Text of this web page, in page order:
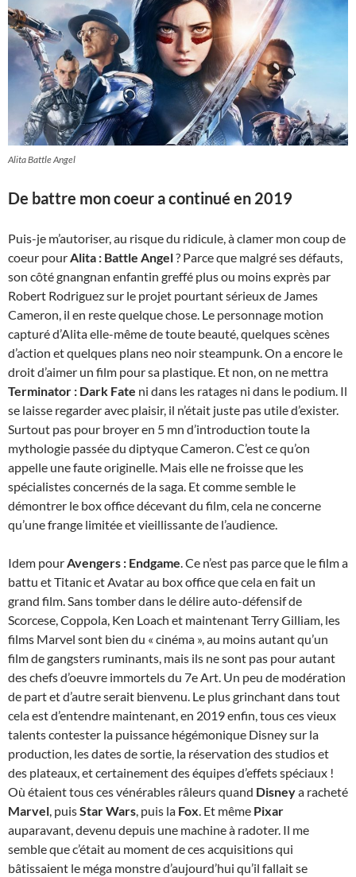
Alita Battle Angel
De battre mon coeur a continué en 2019
Puis-je m’autoriser, au risque du ridicule, à clamer mon coup de
coeur pourAlita : Battle Angel? Parce que malgré ses défauts,
son côté gnangnan enfantin greffé plus ou moins exprès par
Robert Rodriguez sur le projet pourtant sérieux de James
Cameron, il en reste quelque chose. Le personnage motion
capturé d’Alita elle-même de toute beauté, quelques scènes
d’action et quelques plans neo noir steampunk. On a encore le
droit d’aimer un film pour sa plastique. Et non, on ne mettra
Terminator : Dark Fate ni dans les ratages ni dans le podium. Il
se laisse regarder avec plaisir, il n’était juste pas utile d’exister.
Surtout pas pour broyer en 5 mn d’introduction toute la
mythologie passée du diptyque Cameron. C’est ce qu’on
appelle une faute originelle. Mais elle ne froisse que les
spécialistes concernés de la saga. Et comme semble le
démontrer le box office décevant du film, cela ne concerne
qu’une frange limitée et vieillissante de l’audience.
Idem pourAvengers : Endgame. Ce n’est pas parce que le film a
battu et Titanic et Avatar au box office que cela en fait un
grand film. Sans tomber dans le délire auto-défensif de
Scorcese, Coppola, Ken Loach et maintenant Terry Gilliam, les
films Marvel sont bien du « cinéma », au moins autant qu’un
film de gangsters ruminants, mais ils ne sont pas pour autant
des chefs d’oeuvre immortels du 7e Art. Un peu de modération
de part et d’autre serait bienvenu. Le plus grinchant dans tout
cela est d’entendre maintenant, en 2019 enfin, tous ces vieux
talents contester la puissance hégémonique Disney sur la
production, les dates de sortie, la réservation des studios et
des plateaux, et certainement des équipes d’effets spéciaux !
Où étaient tous ces vénérables râleurs quand Disneya racheté
Marvel, puisStar Wars, puis la Fox. Et même Pixar
auparavant, devenu depuis une machine à radoter. Il me
semble que c’était au moment de ces acquisitions qui
bâtissaient le méga monstre d’aujourd’hui qu’il fallait se